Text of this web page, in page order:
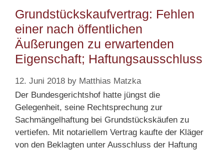
Grundstückskaufvertrag: Fehlen
einer nach öffentlichen
Äußerungen zu erwartenden
Eigenschaft; Haftungsausschluss
12. Juni 2018 by Matthias Matzka
Der Bundesgerichtshof hatte jüngst die
Gelegenheit, seine Rechtsprechung zur
Sachmängelhaftung bei Grundstückskäufen zu
vertiefen. Mit notariellem Vertrag kaufte der Kläger
von den Beklagten unter Ausschluss der Haftung